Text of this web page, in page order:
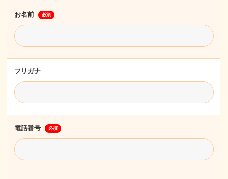
お名前 必須
フリガナ
電話番号 必須